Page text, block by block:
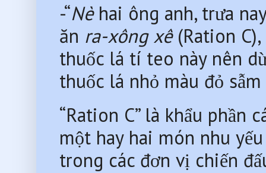
-“Nè hai ông anh, trưa
ăn ra-xông xê (Ration
thuốc lá tí teo này nên
thuốc lá nhỏ màu đỏ
“Ration C” là khẩu phần
một hay hai món nhu
trong các đơn vị chiến